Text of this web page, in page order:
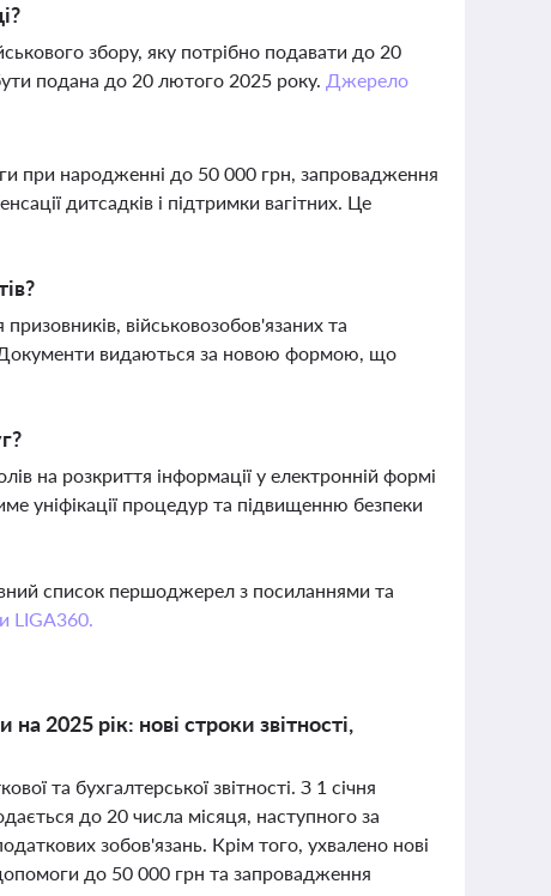
збору, яку потрібно подавати до 20
подана до 20 лютого 2025 року. Джерело
при народженні до 50 000 грн, запровадження
дитсадків і підтримки вагітних. Це
військовозобов'язаних та
Документи видаються за новою формою, що
на розкриття інформації у електронній формі
уніфікації процедур та підвищенню безпеки
список першоджерел з посиланнями та
LIGA360.
2025 рік: нові строки звітності,
та бухгалтерської звітності. З 1 січня
до 20 числа місяця, наступного за
зобов'язань. Крім того, ухвалено нові
до 50 000 грн та запровадження